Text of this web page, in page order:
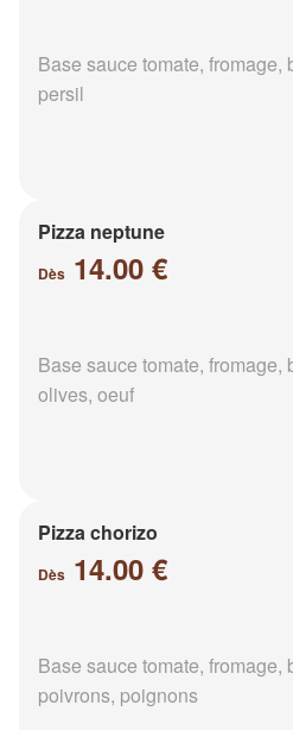
Base sauce tomate, fromage,
persil
Pizza neptune
Dès 14.00 €
Base sauce tomate, fromage,
olives, oeuf
Pizza chorizo
Dès 14.00 €
Base sauce tomate, fromage,
poivrons, poignons